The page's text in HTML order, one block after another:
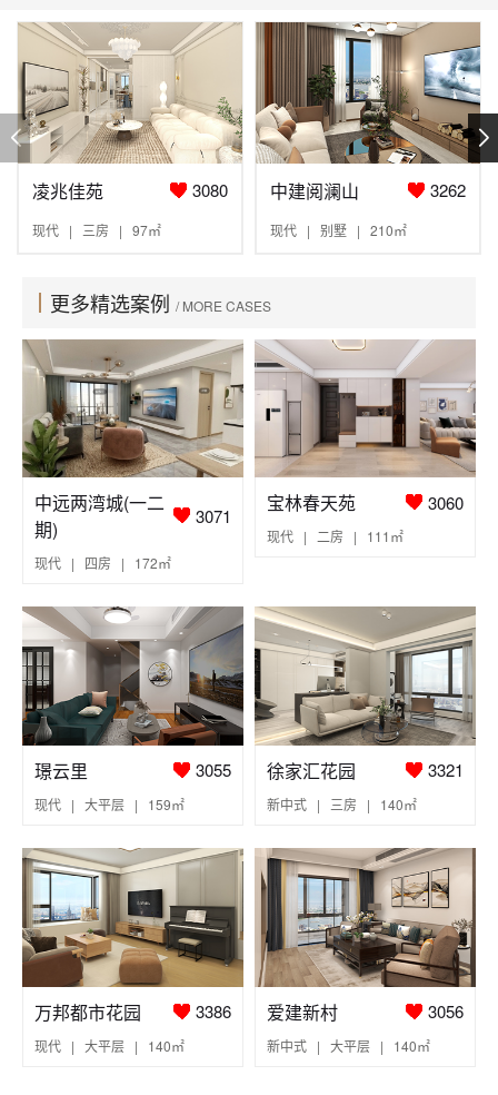
凌兆佳苑 3080
现代 | 三房 | 97㎡
中建阅澜山 3262
现代 | 别墅 | 210㎡
更多精选案例 / MORE CASES
中远两湾城(一二
期)
3071
现代 | 四房 | 172㎡
宝林春天苑 3060
现代 | 二房 | 111㎡
璟云里 3055
现代 | 大平层 | 159㎡
徐家汇花园 3321
新中式 | 三房 | 140㎡
万邦都市花园 3386
现代 | 大平层 | 140㎡
爱建新村 3056
新中式 | 大平层 | 140㎡